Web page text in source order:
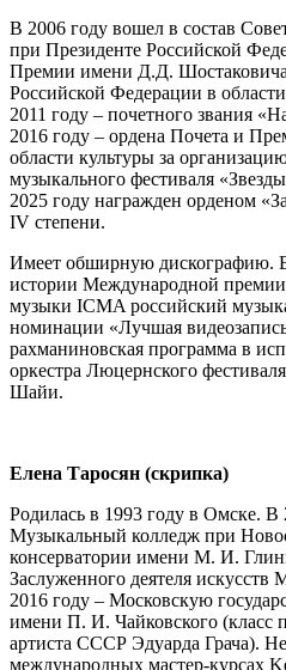
В 2006 году вошел в состав
при Президенте Российской
Премии имени Д.Д.
Российской Федерации в
2011 году – почетного звания
2016 году – ордена Почета и
области культуры за
музыкального фестиваля
2025 году награжден орденом
IV степени.
Имеет обширную дискографию.
истории Международной премии
музыки ICMA российский
номинации «Лучшая
рахманиновская программа в
оркестра Люцернского
Шайи.
Елена Таросян (скрипка)
Родилась в 1993 году в Омске. В
Музыкальный колледж при
консерватории имени М. И.
Заслуженного деятеля
2016 году – Московскую
имени П. И. Чайковского (класс
артиста СССР Эдуарда Грача).
международных мастер-курсах